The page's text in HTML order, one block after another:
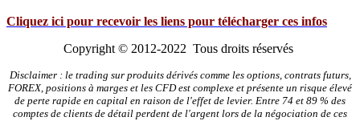
Cliquez ici pour recevoir les liens pour télécharger ces infos
Copyright © 2012-2022 Tous droits réservés
Disclaimer : le trading sur produits dérivés comme les options, contrats futurs,
FOREX, positions à marges et les CFD est complexe et présente un risque élevé
de perte rapide en capital en raison de l'effet de levier. Entre 74 et 89 % des
comptes de clients de détail perdent de l'argent lors de la négociation de ces